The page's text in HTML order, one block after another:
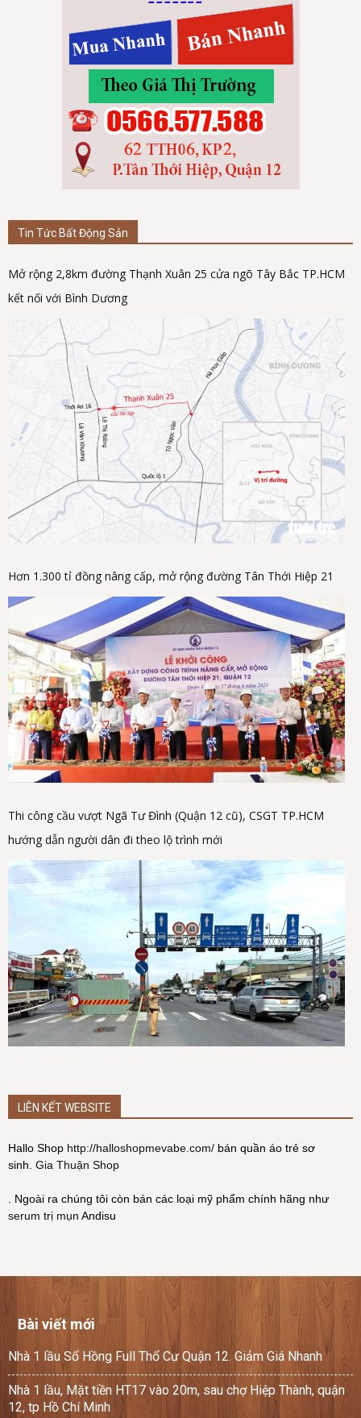
Tin Tức Bất Động Sản
Mở rộng 2,8km đường Thạnh Xuân 25 cửa ngõ Tây Bắc TP.HCM
kết nối với Bình Dương
Hơn 1.300 tỉ đồng nâng cấp, mở rộng đường Tân Thới Hiệp 21
Thi công cầu vượt Ngã Tư Đình (Quận 12 cũ), CSGT TP.HCM
hướng dẫn người dân đi theo lộ trình mới
LIÊN KẾT WEBSITE
Hallo Shop http://halloshopmevabe.com/ bán quần áo trẻ sơ
sinh. Gia Thuận Shop
. Ngoài ra chúng tôi còn bán các loại mỹ phẩm chính hãng như
serum trị mụn Andisu
Bài viết mới
Nhà 1 lầu Sổ Hồng Full Thổ Cư Quận 12. Giảm Giá Nhanh
Nhà 1 lầu, Mặt tiền HT17 vào 20m, sau chợ Hiệp Thành, quận
12, tp Hồ Chí Minh